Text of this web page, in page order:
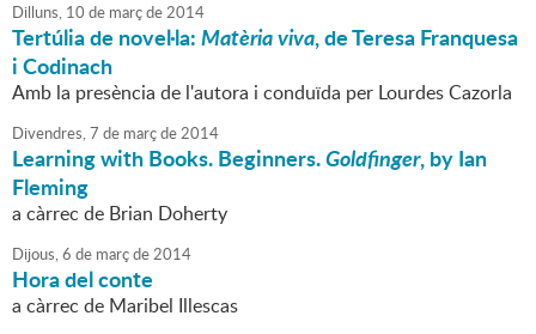
Dilluns, 10 de marçde2014
Tertúlia de novel·la:Matèria viva, de Teresa Franquesa
i Codinach
Amb la presència de l'autora i conduïda per Lourdes Cazorla
Divendres,7 de marçde2014
Learning with Books. Beginners.Goldfinger, by Ian
Fleming
a càrrec de Brian Doherty
Dijous,6 de marçde2014
Hora del conte
a càrrec de Maribel Illescas